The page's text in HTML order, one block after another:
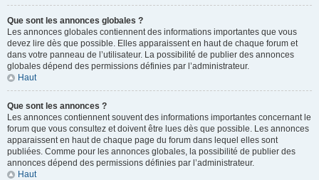
Que sont les annonces globales ?
Les annonces globales contiennent des informations importantes que vous
devez lire dès que possible. Elles apparaissent en haut de chaque forum et
dans votre panneau de l’utilisateur. La possibilité de publier des annonces
globales dépend des permissions définies par l’administrateur.
Haut
Que sont les annonces ?
Les annonces contiennent souvent des informations importantes concernant le
forum que vous consultez et doivent être lues dès que possible. Les annonces
apparaissent en haut de chaque page du forum dans lequel elles sont
publiées. Comme pour les annonces globales, la possibilité de publier des
annonces dépend des permissions définies par l’administrateur.
Haut